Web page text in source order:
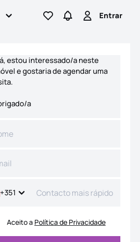
Ir para os favoritos
Ir para pesquisas
Entrar
Entrar
+351
Aceito a Política de Privacidade